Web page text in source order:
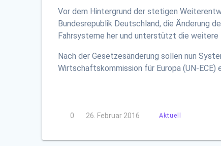
Vor dem Hintergrund der stetigen
Bundesrepublik Deutschland, die Änderung
Fahrsysteme her und unterstützt die weitere
Nach der Gesetzesänderung sollen nun
Wirtschaftskommission für Europa (UN-
0 26. Februar 2016 Aktuell